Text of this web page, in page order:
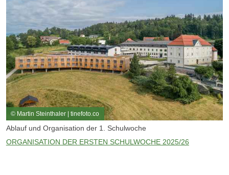
© Martin Steinthaler | tinefoto.co
Ablauf und Organisation der 1. Schulwoche
ORGANISATION DER ERSTEN SCHULWOCHE 2025/26